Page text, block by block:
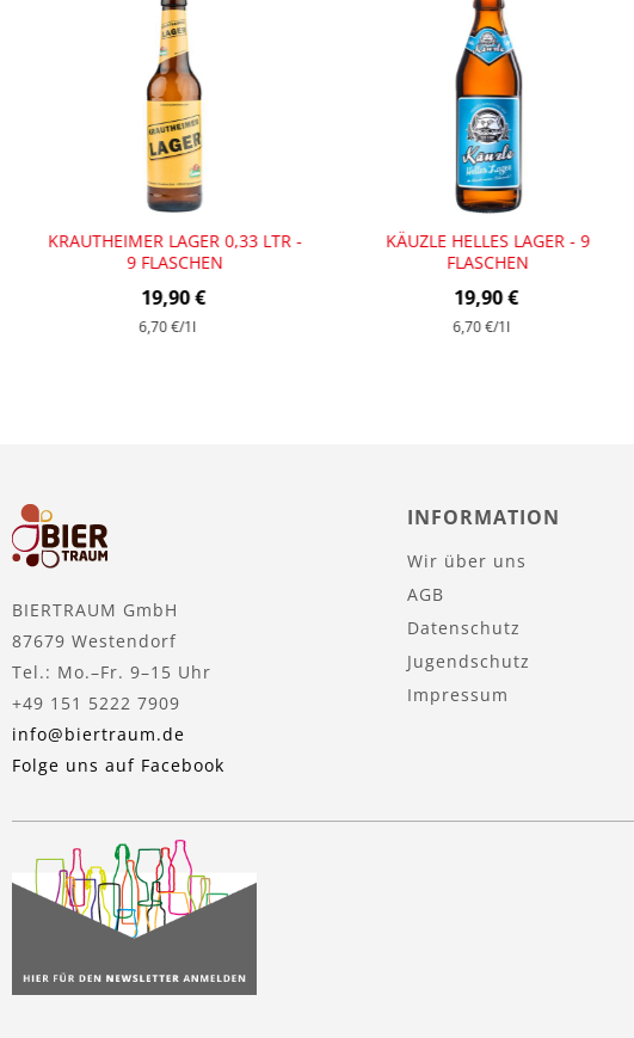
KRAUTHEIMER LAGER 0,33 LTR -
9 FLASCHEN
19,90 €
6,70 €/1l
KÄUZLE HELLES LAGER - 9
FLASCHEN
19,90 €
6,70 €/1l
BIERTRAUM GmbH
87679 Westendorf
Tel.: Mo.–Fr. 9–15 Uhr
+49 151 5222 7909
info@biertraum.de
Folge uns auf Facebook
INFORMATION
Wir über uns
AGB
Datenschutz
Jugendschutz
Impressum